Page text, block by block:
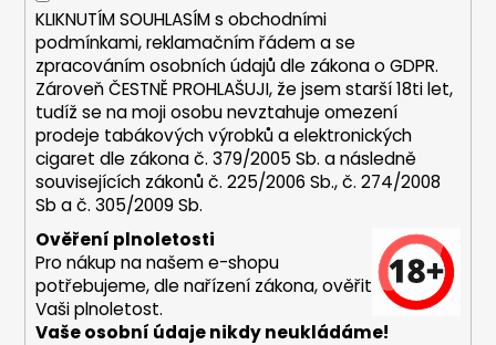
r
v
k
y
v
ý
p
i
KLIKNUTÍM SOUHLASÍM s obchodními
podmínkami,reklamačním řádem a se
zpracováním osobních údajů dle zákona oGDPR.
Zároveň ČESTNĚ PROHLAŠUJI, že jsem starší 18ti let,
tudíž se na moji osobu nevztahuje omezení
prodeje tabákových výrobků a elektronických
cigaret dle zákona č. 379/2005 Sb. a následně
souvisejících zákonů č. 225/2006 Sb., č. 274/2008
Sb a č. 305/2009 Sb.
Ověření plnoletosti
Pro nákup na našem e-shopu
potřebujeme, dle nařízení zákona, ověřit
Vaši plnoletost.
Vaše osobní údaje nikdy neukládáme!